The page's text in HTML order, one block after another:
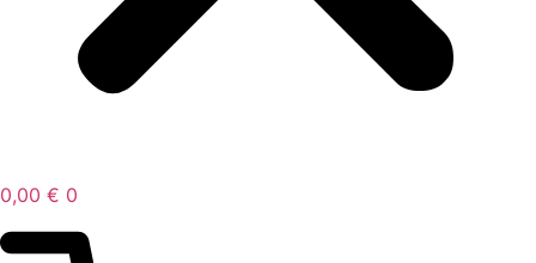
0,00 € 0